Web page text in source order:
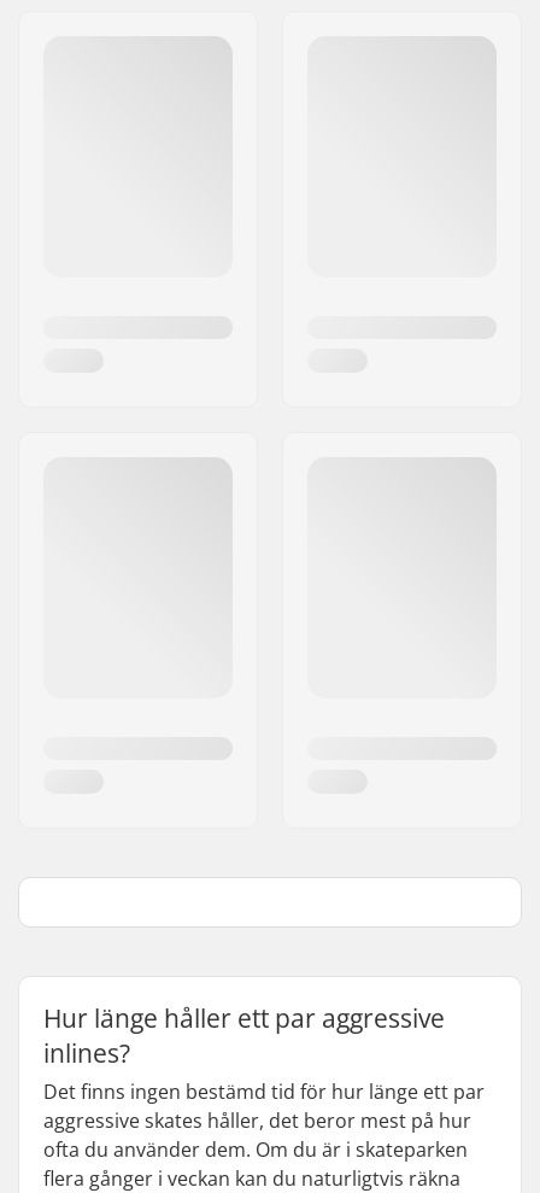
Hur länge håller ett par aggressive
inlines?
Det finns ingen bestämd tid för hur länge ett par
aggressive skates håller, det beror mest på hur
ofta du använder dem. Om du är i skateparken
flera gånger i veckan kan du naturligtvis räkna